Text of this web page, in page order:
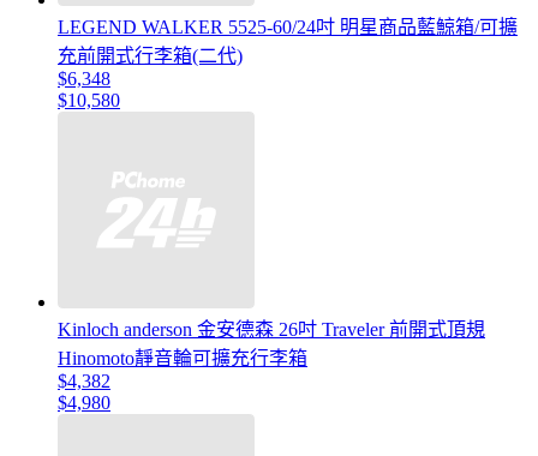
LEGEND WALKER 5525-60/24吋 明星商品藍鯨箱/可擴
充前開式行李箱(二代)
$6,348
$10,580
Kinloch anderson 金安德森 26吋 Traveler 前開式頂規
Hinomoto靜音輪可擴充行李箱
$4,382
$4,980